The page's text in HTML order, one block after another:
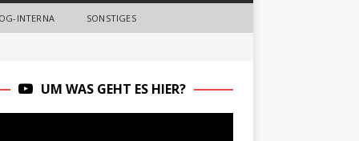
INTERNA SONSTIGES
UM WAS GEHT ES HIER?